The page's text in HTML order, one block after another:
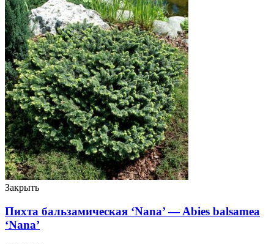
Закрыть
Пихта бальзамическая ‘Nana’ — Abies balsamea
‘Nana’